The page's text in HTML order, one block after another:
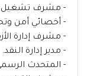
- مشرف تشغيل
- أخصائي أمن
- مشرف إدارة
- مدير إدارة النقد.
- المتحدث